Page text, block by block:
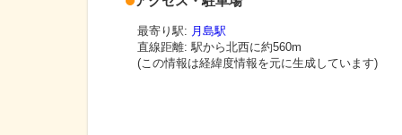
最寄り駅: 月島駅
直線距離: 駅から北西に約560m
(この情報は経緯度情報を元に生成しています)